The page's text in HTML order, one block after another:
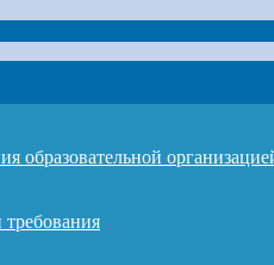
образовательной
требования